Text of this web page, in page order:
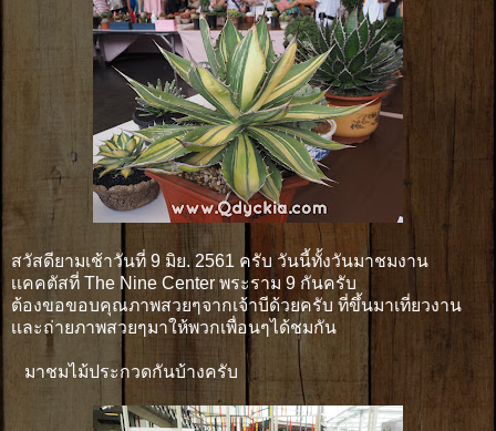
สวัสดียามเช้าวันที่ 9 มิย. 2561 ครับ วันนี้ทั้งวันมาชมงาน
เเคคตัสที่ The Nine Center พระราม 9 กันครับ
ต้องขอขอบคุณภาพสวยๆจากเจ้าบีด้วยครับ ที่ขึ้นมาเที่ยวงาน
เเละถ่ายภาพสวยๆมาให้พวกเพื่อนๆได้ชมกัน
มาชมไม้ประกวดกันบ้างครับ